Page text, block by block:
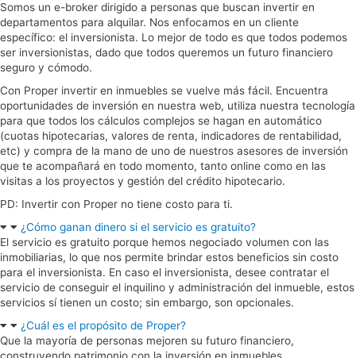
Somos un e-broker dirigido a personas que buscan invertir en
departamentos para alquilar. Nos enfocamos en un cliente
específico: el inversionista. Lo mejor de todo es que todos podemos
ser inversionistas, dado que todos queremos un futuro financiero
seguro y cómodo.
Con Proper invertir en inmuebles se vuelve más fácil. Encuentra
oportunidades de inversión en nuestra web, utiliza nuestra tecnología
para que todos los cálculos complejos se hagan en automático
(cuotas hipotecarias, valores de renta, indicadores de rentabilidad,
etc) y compra de la mano de uno de nuestros asesores de inversión
que te acompañará en todo momento, tanto online como en las
visitas a los proyectos y gestión del crédito hipotecario.
PD: Invertir con Proper no tiene costo para ti.
¿Cómo ganan dinero si el servicio es gratuito?
El servicio es gratuito porque hemos negociado volumen con las
inmobiliarias, lo que nos permite brindar estos beneficios sin costo
para el inversionista. En caso el inversionista, desee contratar el
servicio de conseguir el inquilino y administración del inmueble, estos
servicios sí tienen un costo; sin embargo, son opcionales.
¿Cuál es el propósito de Proper?
Que la mayoría de personas mejoren su futuro financiero,